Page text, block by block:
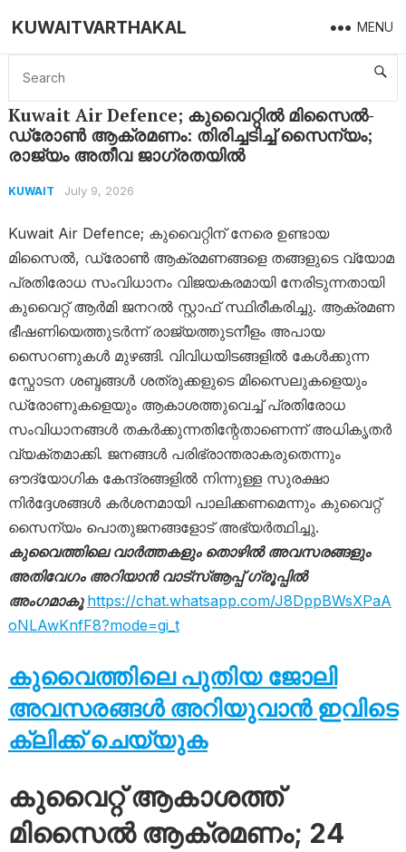
KUWAITVARTHAKAL MENU
Home Kuwait
Kuwait Air Defence; കുവൈറ്റിൽ മിസൈൽ-
ഡ്രോൺ ആക്രമണം: തിരിച്ചടിച്ച് സൈന്യം;
രാജ്യം അതീവ ജാഗ്രതയിൽ
KUWAIT July 9, 2026
Kuwait Air Defence; കുവൈറ്റിന് നേരെ ഉണ്ടായ
മിസൈൽ, ഡ്രോൺ ആക്രമണങ്ങളെ തങ്ങളുടെ വ്യോമ
പ്രതിരോധ സംവിധാനം വിജയകരമായി നേരിടുന്നതായി
കുവൈറ്റ് ആർമി ജനറൽ സ്റ്റാഫ് സ്ഥിരീകരിച്ചു. ആക്രമണ
ഭീഷണിയെത്തുടർന്ന് രാജ്യത്തുടനീളം അപായ
സൈറണുകൾ മുഴങ്ങി. വിവിധയിടങ്ങളിൽ കേൾക്കുന്ന
സ്ഫോടന ശബ്ദങ്ങൾ ശത്രുക്കളുടെ മിസൈലുകളെയും
ഡ്രോണുകളെയും ആകാശത്തുവെച്ച് പ്രതിരോധ
സംവിധാനങ്ങൾ തകർക്കുന്നതിന്റേതാണെന്ന് അധികൃതർ
വ്യക്തമാക്കി. ജനങ്ങൾ പരിഭ്രാന്തരാകരുതെന്നും
ഔദ്യോഗിക കേന്ദ്രങ്ങളിൽ നിന്നുള്ള സുരക്ഷാ
നിർദ്ദേശങ്ങൾ കർശനമായി പാലിക്കണമെന്നും കുവൈറ്റ്
സൈന്യം പൊതുജനങ്ങളോട് അഭ്യർത്ഥിച്ചു.
കുവൈത്തിലെ വാർത്തകളും തൊഴിൽ അവസരങ്ങളും
അതിവേഗം അറിയാൻ വാട്സ്ആപ്പ് ഗ്രൂപ്പിൽ
അംഗമാകൂ https://chat.whatsapp.com/J8DppBWsXPaA
oNLAwKnfF8?mode=gi_t
കുവൈത്തിലെ പുതിയ ജോലി
അവസരങ്ങൾ അറിയുവാൻ ഇവിടെ
ക്ലിക്ക് ചെയ്യുക
കുവൈറ്റ് ആകാശത്ത്
മിസൈൽ ആക്രമണം; 24